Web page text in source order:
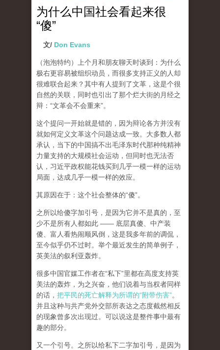
为什么中国社会看起来很
“傻”
文/ Don Evans
（泡泡特约）
上个月和朋友聊天时谈到：为什么
极右更容易被组织动员，而很多支持正义的人却
很难联合起来？其中有人提到了文革，这是个很
自然的关联，同时也引出了那个烂大街的月经之
辩：“文革会不会重来”。
这个提问一开始就是错的，因为辩论各方并没有
就如何定义文革这个问题达成一致。大多数人都
承认，当下的中国搞不出毛泽东时代那种纯精神
力量支持的大规模社会运动，但同时也无法否
认，习近平政权能花钱买到几乎一模一样的运动
局面，达成几乎一模一样的效应。
其原因在于：这个社会整体的“傻”。
之所以给傻字加引号，是因为它并不是真的，至
少不是所有人都如此 —— 底层真傻、中产装
傻、富人看热闹顺风倒，这是我多年前的调侃，
至今似乎仍不过时。举个最近发生的简单例子，
英美法的叙利亚轰炸。
很多中国官媒工作者在“私下”里都在高度支持英
美法的轰炸，为之兴奋，他们说着与当权者同样
的话， 把平民的死亡解释为所谓的“附带伤害”。
并且这种与共产党外交部所表达之态度截然相反
的现象曾多次出现过。可以说这是整件事中最有
趣的部分。
又一个引号。之所以给私下二字加引号，是因为